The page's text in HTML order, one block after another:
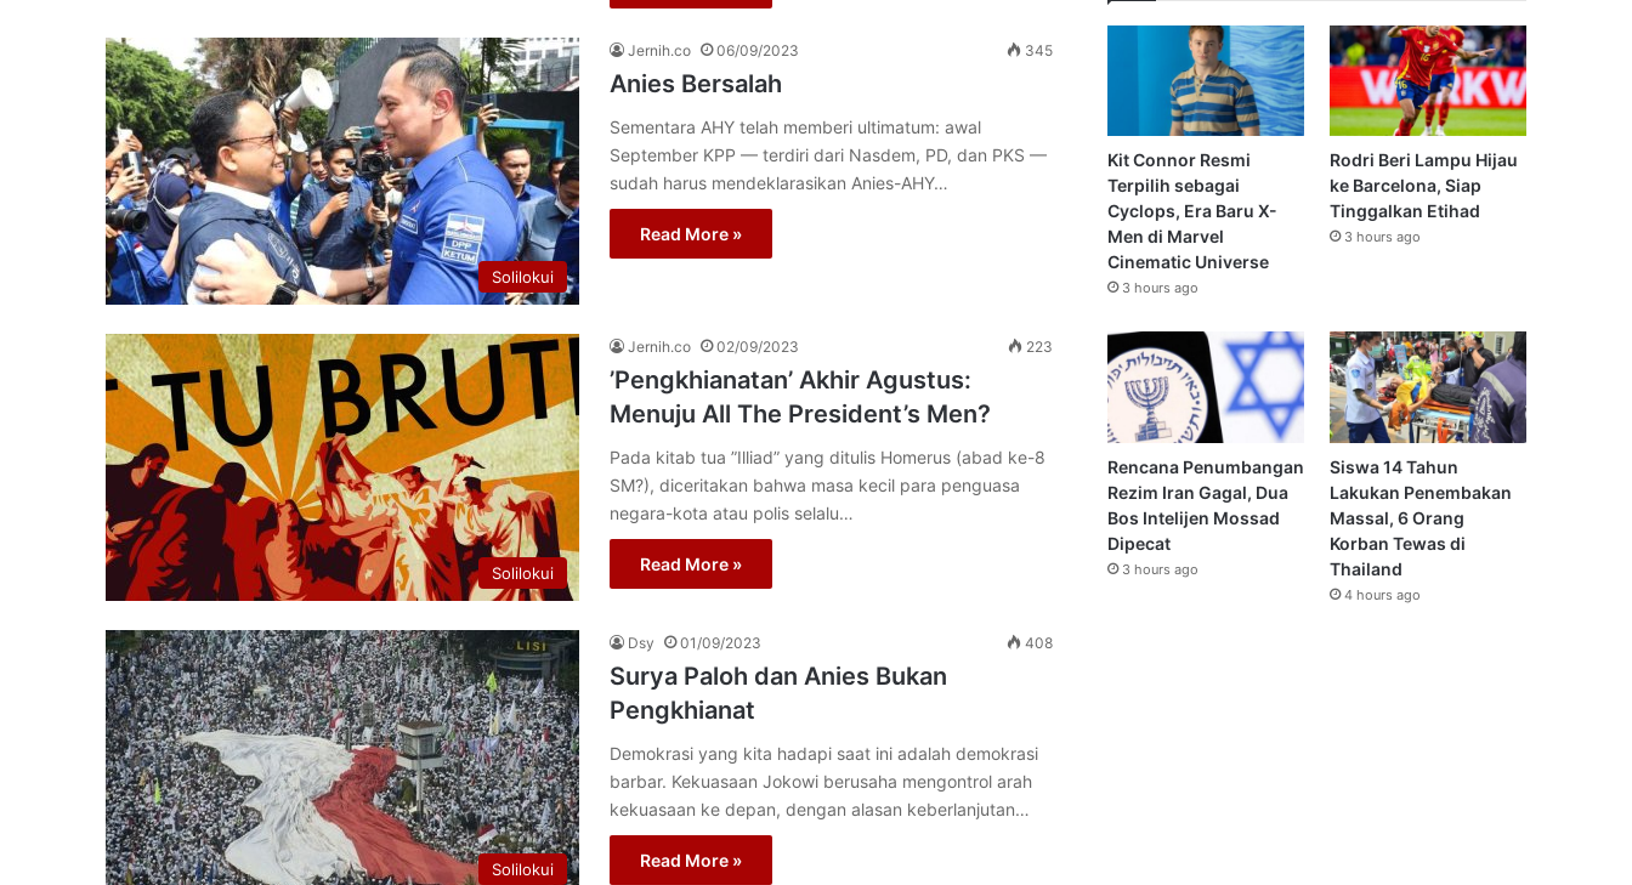
Solilokui
Jernih.co 06/09/2023 345
Anies Bersalah
Sementara AHY telah memberi ultimatum: awal
September KPP — terdiri dari Nasdem, PD, dan PKS —
sudah harus mendeklarasikan Anies-AHY…
Read More »
Solilokui
Jernih.co 02/09/2023 223
’Pengkhianatan’ Akhir Agustus:
Menuju All The President’s Men?
Pada kitab tua ”Illiad” yang ditulis Homerus (abad ke-8
SM?), diceritakan bahwa masa kecil para penguasa
negara-kota atau polis selalu…
Read More »
Solilokui
Dsy 01/09/2023 408
Surya Paloh dan Anies Bukan
Pengkhianat
Demokrasi yang kita hadapi saat ini adalah demokrasi
barbar. Kekuasaan Jokowi berusaha mengontrol arah
kekuasaan ke depan, dengan alasan keberlanjutan…
Read More »
Kit Connor Resmi
Terpilih sebagai
Cyclops, Era Baru X-
Men di Marvel
Cinematic Universe
3 hours ago
Rodri Beri Lampu Hijau
ke Barcelona, Siap
Tinggalkan Etihad
3 hours ago
Rencana Penumbangan
Rezim Iran Gagal, Dua
Bos Intelijen Mossad
Dipecat
3 hours ago
Siswa 14 Tahun
Lakukan Penembakan
Massal, 6 Orang
Korban Tewas di
Thailand
4 hours ago